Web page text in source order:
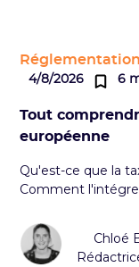
Réglementation
4/8/2026 6
Tout
européenne
Qu'est-ce que la
Comment
Chloé